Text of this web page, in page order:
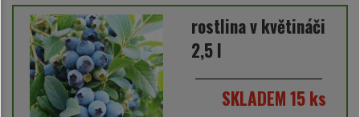
rostlina v květináči
2,5 l
SKLADEM 15 ks